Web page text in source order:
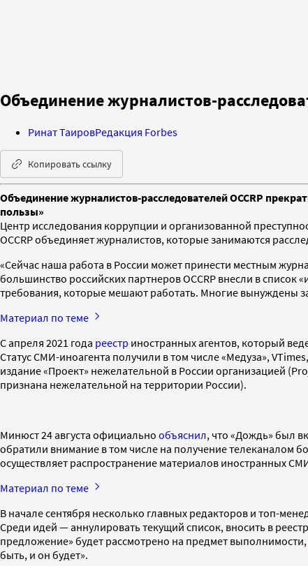
Объединение журналистов-
Ринат ТаировРедакция Forbes
Копировать ссылку
Объединение журналистов-расследователей OCCRP
пользы»
Центр исследования коррупции и организованной
OCCRP объединяет журналистов, которые занимаются
«Сейчас наша работа в России может принести местным
большинство российских партнеров OCCRP внесли в
требования, которые мешают работать. Многие вынуждены
Материал по теме
С апреля 2021 года реестр иностранных агентов, который
Статус СМИ-иноагента получили в том числе «Медуза»,
издание «Проект» нежелательной в России организацией
признана нежелательной на территории России).
Минюст 24 августа официально объяснил, что «Дождь» был
обратили внимание в том числе на получение телеканалом
осуществляет распространение материалов иностранных
Материал по теме
В начале сентября несколько главных редакторов и топ-
Среди идей — аннулировать текущий список, вносить в
предложение» будет рассмотрено на предмет выполнимости,
быть, и он будет».